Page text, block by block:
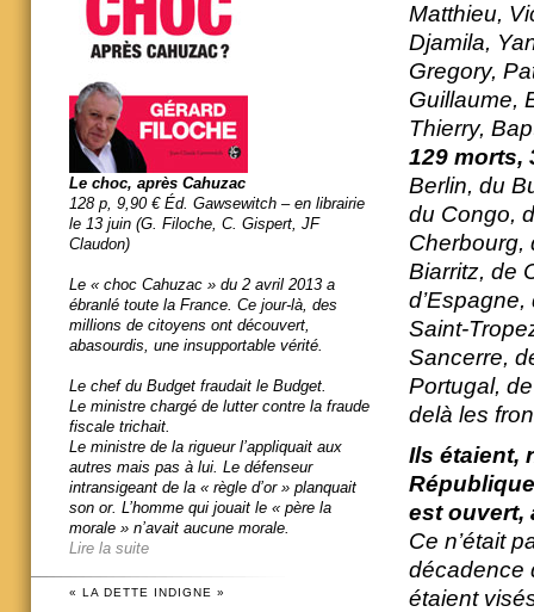
Matthieu,
Djamila,
Gregory,
Guillaume,
Thierry,
129 morts,
Berlin, du
du Congo,
Cherbourg,
Biarritz, de
d’Espagne,
Saint-
Sancerre,
Portugal,
delà les
Ils étaient,
est ouvert,
Ce n’était
décadence
étaient
Le choc, après Cahuzac
128 p, 9,90 € Éd. Gawsewitch – en librairie
le 13 juin (G. Filoche, C. Gispert, JF
Claudon)
Le « choc Cahuzac » du 2 avril 2013 a
ébranlé toute la France. Ce jour-là, des
millions de citoyens ont découvert,
abasourdis, une insupportable vérité.
Le chef du Budget fraudait le Budget.
Le ministre chargé de lutter contre la fraude
fiscale trichait.
Le ministre de la rigueur l’appliquait aux
autres mais pas à lui. Le défenseur
intransigeant de la « règle d’or » planquait
son or. L’homme qui jouait le « père la
morale » n’avait aucune morale.
Lire la suite
« LA DETTE INDIGNE »